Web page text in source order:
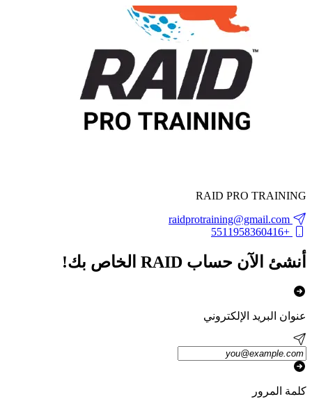
RAID PRO TRAINING
raidprotraining@gmail.com
+5511958360416
أنشئ الآن حساب RAID الخاص بك!
عنوان البريد الإلكتروني
كلمة المرور